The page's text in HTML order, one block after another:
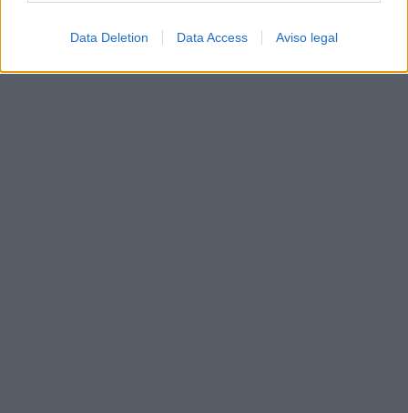
Data Deletion Data Access Aviso legal